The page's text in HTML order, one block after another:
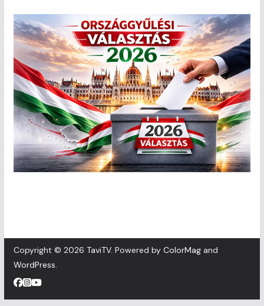
Copyright © 2026 TaviTV. Powered by ColorMagand
WordPress.